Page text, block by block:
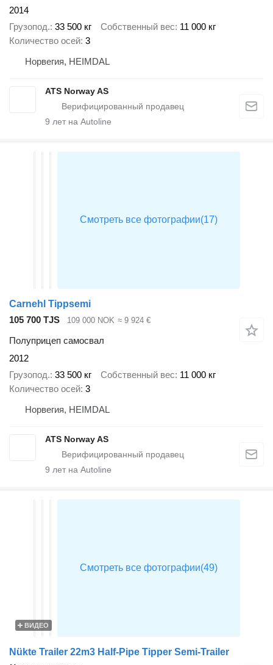
2014
Грузопод. 33 500 кг Собственный вес 11 000 кг
Количество осей 3
Норвегия, HEIMDAL
ATS Norway AS
9 лет на Autoline
Carnehl Tippsemi
105 700 TJS
109 000 NOK ≈ 9 924 €
Полуприцеп самосвал
2012
Грузопод. 33 500 кг Собственный вес 11 000 кг
Количество осей 3
Норвегия, HEIMDAL
ATS Norway AS
9 лет на Autoline
ВИДЕО
Nükte Trailer 22m3 Half-Pipe Tipper Semi-Trailer